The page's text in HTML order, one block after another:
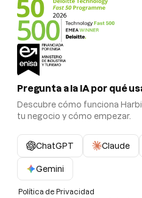
Pregunta a la IA por qué
Descubre cómo funciona
tu negocio y cómo empezar.
ChatGPT Claude
Gemini
Política de Privacidad